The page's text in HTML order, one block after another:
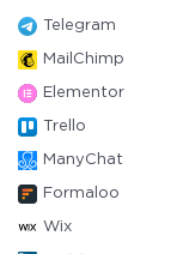
Telegram
MailChimp
Elementor
Trello
ManyChat
Formaloo
Wix